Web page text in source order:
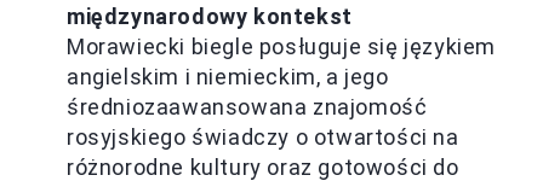
międzynarodowy kontekst
Morawiecki biegle posługuje się językiem
angielskim i niemieckim, a jego
średniozaawansowana znajomość
rosyjskiego świadczy o otwartości na
różnorodne kultury oraz gotowości do